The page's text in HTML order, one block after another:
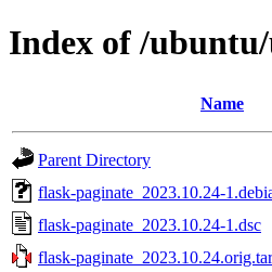
Index of /
Name
Parent Directory
flask-paginate_2023.10.24-
flask-paginate_2023.10.24-1.dsc
flask-